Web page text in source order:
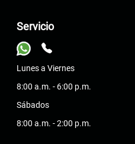
Servicio
Lunes a Viernes
8:00 a.m. - 6:00 p.m.
Sábados
8:00 a.m. - 2:00 p.m.